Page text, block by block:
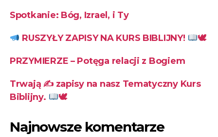
Spotkanie: Bóg, Izrael, i Ty
RUSZYŁY ZAPISY NA KURS BIBLIJNY! 🕊
PRZYMIERZE – Potęga relacji z Bogiem
Trwają ✍zapisy na nasz Tematyczny Kurs
Biblijny.
🕊
Najnowsze komentarze